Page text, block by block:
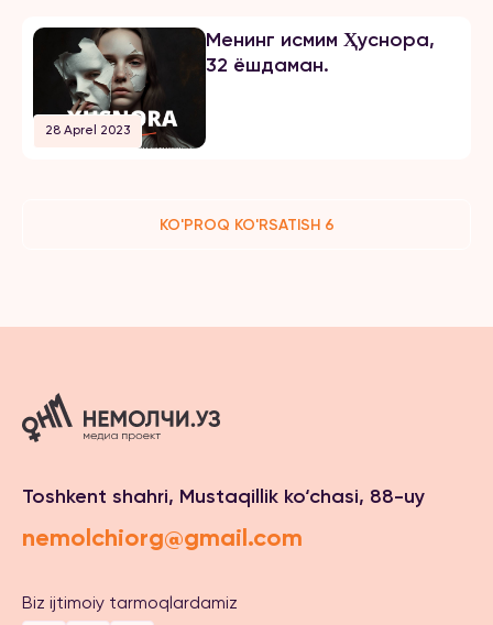
28 Aprel 2023
Менинг исмим Ҳуснора,
32 ёшдаман.
KO'PROQ KO'RSATISH 6
Toshkent shahri, Mustaqillik ko‘chasi, 88-uy
nemolchiorg@gmail.com
Biz ijtimoiy tarmoqlardamiz